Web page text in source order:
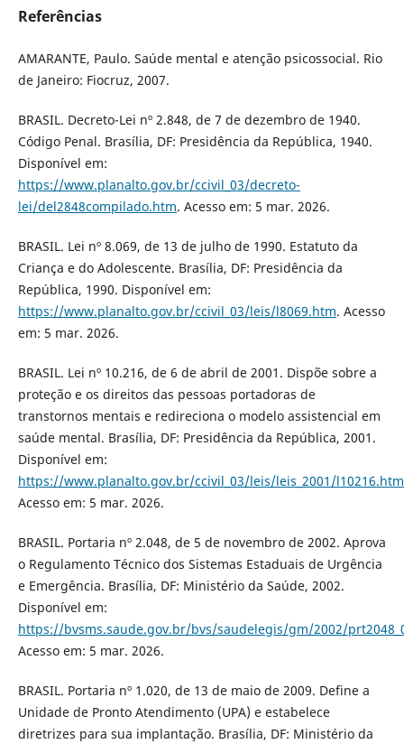
Referências
AMARANTE, Paulo. Saúde mental e atenção psicossocial. Rio
de Janeiro: Fiocruz, 2007.
BRASIL. Decreto-Lei nº 2.848, de 7 de dezembro de 1940.
Código Penal. Brasília, DF: Presidência da República, 1940.
Disponível em:
https://www.planalto.gov.br/ccivil_03/decreto-
lei/del2848compilado.htm. Acesso em: 5 mar. 2026.
BRASIL. Lei nº 8.069, de 13 de julho de 1990. Estatuto da
Criança e do Adolescente. Brasília, DF: Presidência da
República, 1990. Disponível em:
https://www.planalto.gov.br/ccivil_03/leis/l8069.htm. Acesso
em: 5 mar. 2026.
BRASIL. Lei nº 10.216, de 6 de abril de 2001. Dispõe sobre a
proteção e os direitos das pessoas portadoras de
transtornos mentais e redireciona o modelo assistencial em
saúde mental. Brasília, DF: Presidência da República, 2001.
Disponível em:
https://www.planalto.gov.br/ccivil_03/leis/leis_2001/l10216.htm
Acesso em: 5 mar. 2026.
BRASIL. Portaria nº 2.048, de 5 de novembro de 2002. Aprova
o Regulamento Técnico dos Sistemas Estaduais de Urgência
e Emergência. Brasília, DF: Ministério da Saúde, 2002.
Disponível em:
https://bvsms.saude.gov.br/bvs/saudelegis/gm/2002/
Acesso em: 5 mar. 2026.
BRASIL. Portaria nº 1.020, de 13 de maio de 2009. Define a
Unidade de Pronto Atendimento (UPA) e estabelece
diretrizes para sua implantação. Brasília, DF: Ministério da